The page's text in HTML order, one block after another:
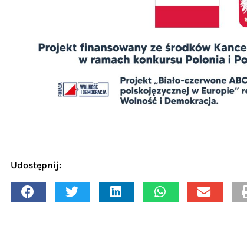
Udostępnij: